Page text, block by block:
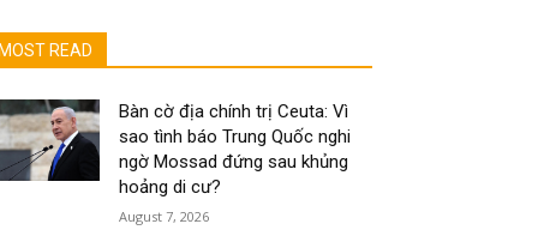
MOST READ
Bàn cờ địa chính trị Ceuta: Vì
sao tình báo Trung Quốc nghi
ngờ Mossad đứng sau khủng
hoảng di cư?
August 7, 2026